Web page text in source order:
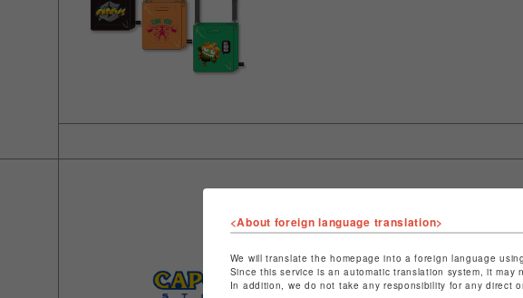
店舗名
仙台
<About foreign language translation>
We will translate the homepage into a foreign language
Since this service is an automatic translation system, it
In addition, we do not take any responsibility for any direct